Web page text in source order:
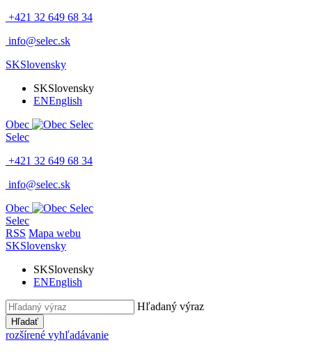
+421 32 649 68 34
info@selec.sk
SKSlovensky
SKSlovensky
ENEnglish
Obec
Selec
+421 32 649 68 34
info@selec.sk
Obec
Selec
RSS Mapa webu
SKSlovensky
SKSlovensky
ENEnglish
Hľadaný výraz
Hľadať
rozšírené vyhľadávanie